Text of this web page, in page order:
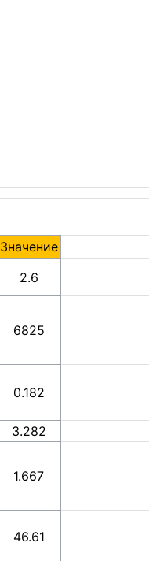
Значение
2.6
6825
0.182
3.282
1.667
46.61